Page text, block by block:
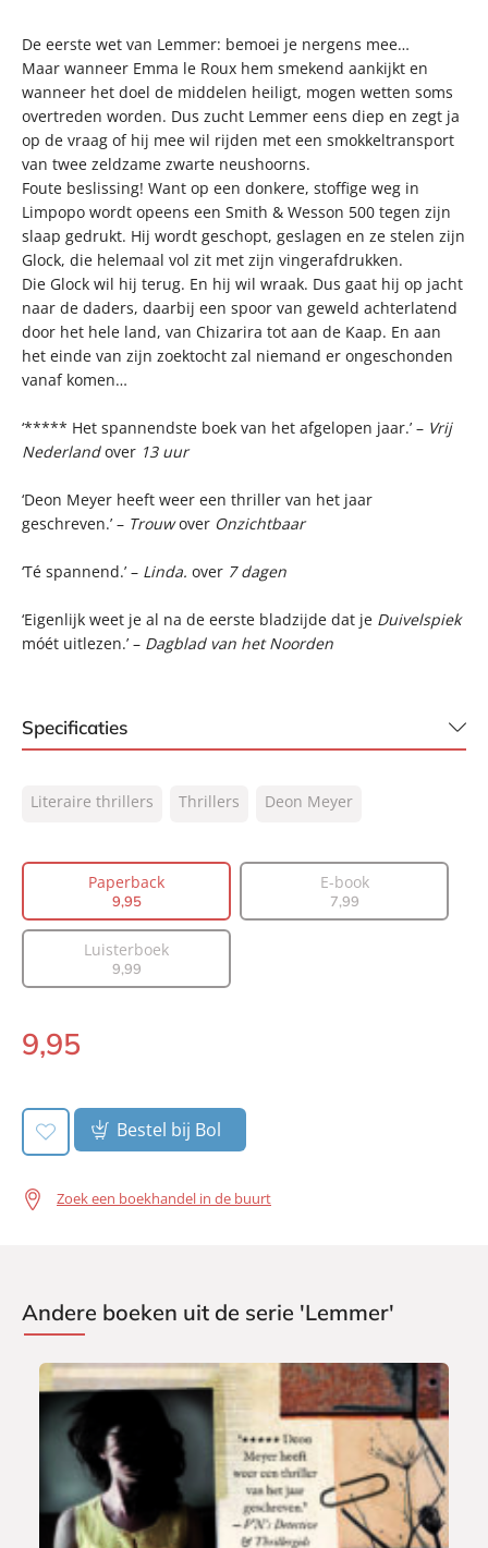
De eerste wet van Lemmer: bemoei je nergens mee…
Maar wanneer Emma le Roux hem smekend aankijkt en
wanneer het doel de middelen heiligt, mogen wetten soms
overtreden worden. Dus zucht Lemmer eens diep en zegt ja
op de vraag of hij mee wil rijden met een smokkeltransport
van twee zeldzame zwarte neushoorns.
Foute beslissing! Want op een donkere, stoffige weg in
Limpopo wordt opeens een Smith & Wesson 500 tegen zijn
slaap gedrukt. Hij wordt geschopt, geslagen en ze stelen zijn
Glock, die helemaal vol zit met zijn vingerafdrukken.
Die Glock wil hij terug. En hij wil wraak. Dus gaat hij op jacht
naar de daders, daarbij een spoor van geweld achterlatend
door het hele land, van Chizarira tot aan de Kaap. En aan
het einde van zijn zoektocht zal niemand er ongeschonden
vanaf komen…
‘***** Het spannendste boek van het afgelopen jaar.’ – Vrij
Nederlandover 13 uur
‘Deon Meyer heeft weer een thriller van het jaar
geschreven.’ – Trouwover Onzichtbaar
‘Té spannend.’ – Linda. over 7 dagen
‘Eigenlijk weet je al na de eerste bladzijde dat je Duivelspiek
móét uitlezen.’ – Dagblad van het Noorden
Specificaties
NUR:
305
Auteur(s):
Deon Meyer
Karina van Santen, Martine
Vosmaer
Aantal pagina's:
536
Verschijningsdatum:
Literaire thrillers Thrillers Deon Meyer
Paperback
9,95
E-book
7,99
Luisterboek
9,99
Paperback:
9,95
Bestel bij Bol
Zoek een boekhandel in de buurt
Andere boeken uit de serie 'Lemmer'